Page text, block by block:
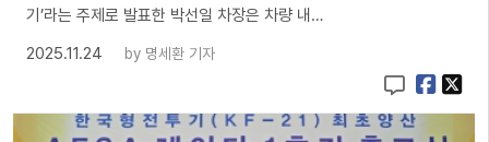
기’라는 주제로 발표한 박선일 차장은 차량 내…
2025.11.24
by 명세환 기자